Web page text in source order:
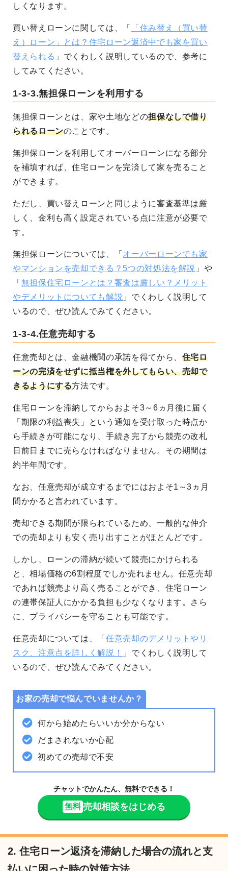
しくなります。
買い替えローンに関しては、「
「住み替え（買い替
え）ローン」とは？住宅ローン返済中でも家を買い
替えられる 」でくわしく説明しているので、参考に
してみてください。
1-3-3.無担保ローンを利用する
無担保ローンとは、家や土地などの担保なしで借り
られるローンのことです。
無担保ローンを利用してオーバーローンになる部分
を補填すれば、住宅ローンを完済して家を売ること
ができます。
ただし、買い替えローンと同じように審査基準は厳
しく、金利も高く設定されている点に注意が必要で
す。
無担保ローンについては、「 オーバーローンでも家
やマンションを売却できる？5つの対処法を解説 」や
「 無担保住宅ローンとは？審査は厳しい？メリット
やデメリットについても解説 」でくわしく説明して
いるので、ぜひ読んでみてください。
1-3-4.任意売却する
任意売却とは、金融機関の承諾を得てから、 住宅ロ
ーンの完済をせずに抵当権を外してもらい、売却で
きるようにする方法です。
住宅ローンを滞納してからおよそ3～6ヵ月後に届く
「期限の利益喪失」という通知を受け取った時点か
ら手続きが可能になり、手続き完了から競売の改札
日前日までに売らなければなりません。その期間は
約半年間です。
なお、任意売却が成立するまでにはおよそ1～3ヵ月
間かかると言われています。
売却できる期間が限られているため、一般的な仲介
での売却よりも安く売り出すことがほとんどです。
しかし、ローンの滞納が続いて競売にかけられる
と、相場価格の6割程度でしか売れません。任意売却
であれば競売より高く売ることができ、住宅ローン
の連帯保証人にかかる負担も少なくなります。さら
に、プライバシーを守ることも可能です。
任意売却については、「任意売却のデメリットやリ
スク、注意点を詳しく解説！
」でくわしく説明して
いるので、ぜひ読んでみてください。
お家の売却で悩んでいませんか？
何から始めたらいいか分からない
だまされないか心配
初めての売却で不安
チャットでかんたん、無料でできる！
無料 売却相談をはじめる
2. 住宅ローン返済を滞納した場合の流れと支